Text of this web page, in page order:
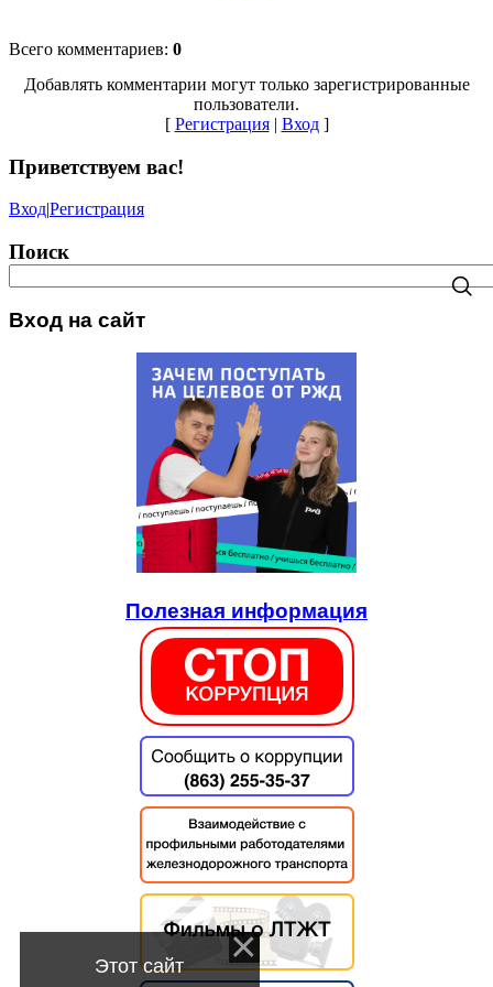
Всего комментариев: 0
Добавлять комментарии могут только зарегистрированные
пользователи.
[ Регистрация| Вход]
Приветствуем вас!
Вход|Регистрация
Поиск
Вход на сайт
Полезная информация
Этот сайт